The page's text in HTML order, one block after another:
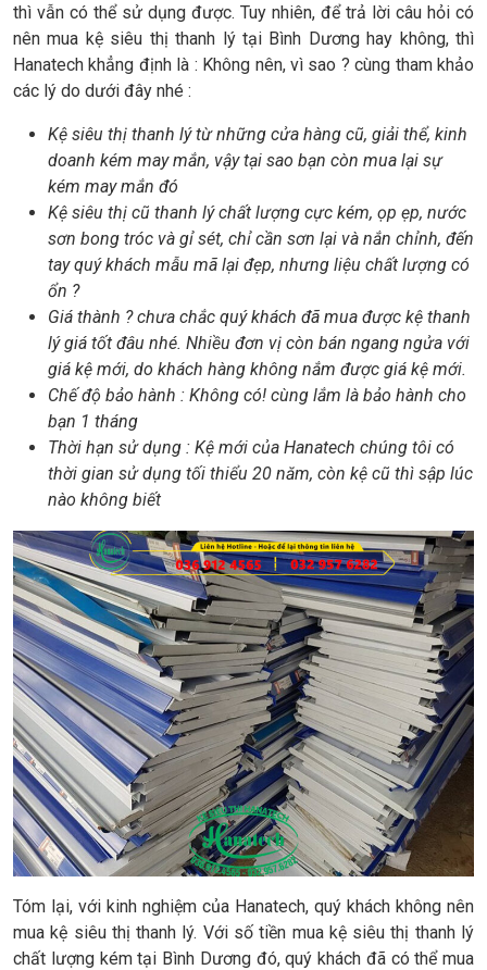
thì vẫn có thể sử dụng được. Tuy nhiên, để trả lời câu hỏi có
nên mua kệ siêu thị thanh lý tại Bình Dương hay không, thì
Hanatech khẳng định là : Không nên, vì sao ? cùng tham khảo
các lý do dưới đây nhé :
Kệ siêu thị thanh lý từ những cửa hàng cũ, giải thể, kinh
doanh kém may mắn, vậy tại sao bạn còn mua lại sự
kém may mắn đó
Kệ siêu thị cũ thanh lý chất lượng cực kém, ọp ẹp, nước
sơn bong tróc và gỉ sét, chỉ cần sơn lại và nắn chỉnh, đến
tay quý khách mẫu mã lại đẹp, nhưng liệu chất lượng có
ổn ?
Giá thành ? chưa chắc quý khách đã mua được kệ thanh
lý giá tốt đâu nhé. Nhiều đơn vị còn bán ngang ngửa với
giá kệ mới, do khách hàng không nắm được giá kệ mới.
Chế độ bảo hành : Không có! cùng lắm là bảo hành cho
bạn 1 tháng
Thời hạn sử dụng : Kệ mới của Hanatech chúng tôi có
thời gian sử dụng tối thiểu 20 năm, còn kệ cũ thì sập lúc
nào không biết
Tóm lại, với kinh nghiệm của Hanatech, quý khách không nên
mua kệ siêu thị thanh lý. Với số tiền mua kệ siêu thị thanh lý
chất lượng kém tại Bình Dương đó, quý khách đã có thể mua